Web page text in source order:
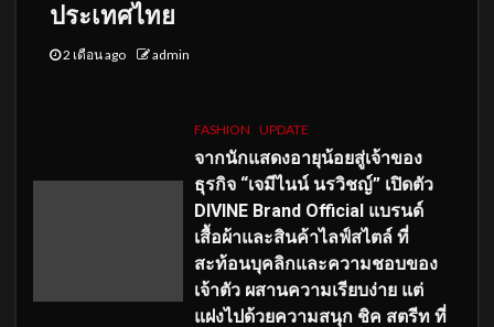
ประเทศไทย
2 เดือน ago admin
FASHION UPDATE
จากนักแสดงอายุน้อยสู่เจ้าของ
ธุรกิจ “เจมีไนน์ นรวิชญ์” เปิดตัว
DIVINE Brand Official แบรนด์
เสื้อผ้าและสินค้าไลฟ์สไตล์ ที่
สะท้อนบุคลิกและความชอบของ
เจ้าตัว ผสานความเรียบง่าย แต่
แฝงไปด้วยความสนุก ชิค สตรีท ที่